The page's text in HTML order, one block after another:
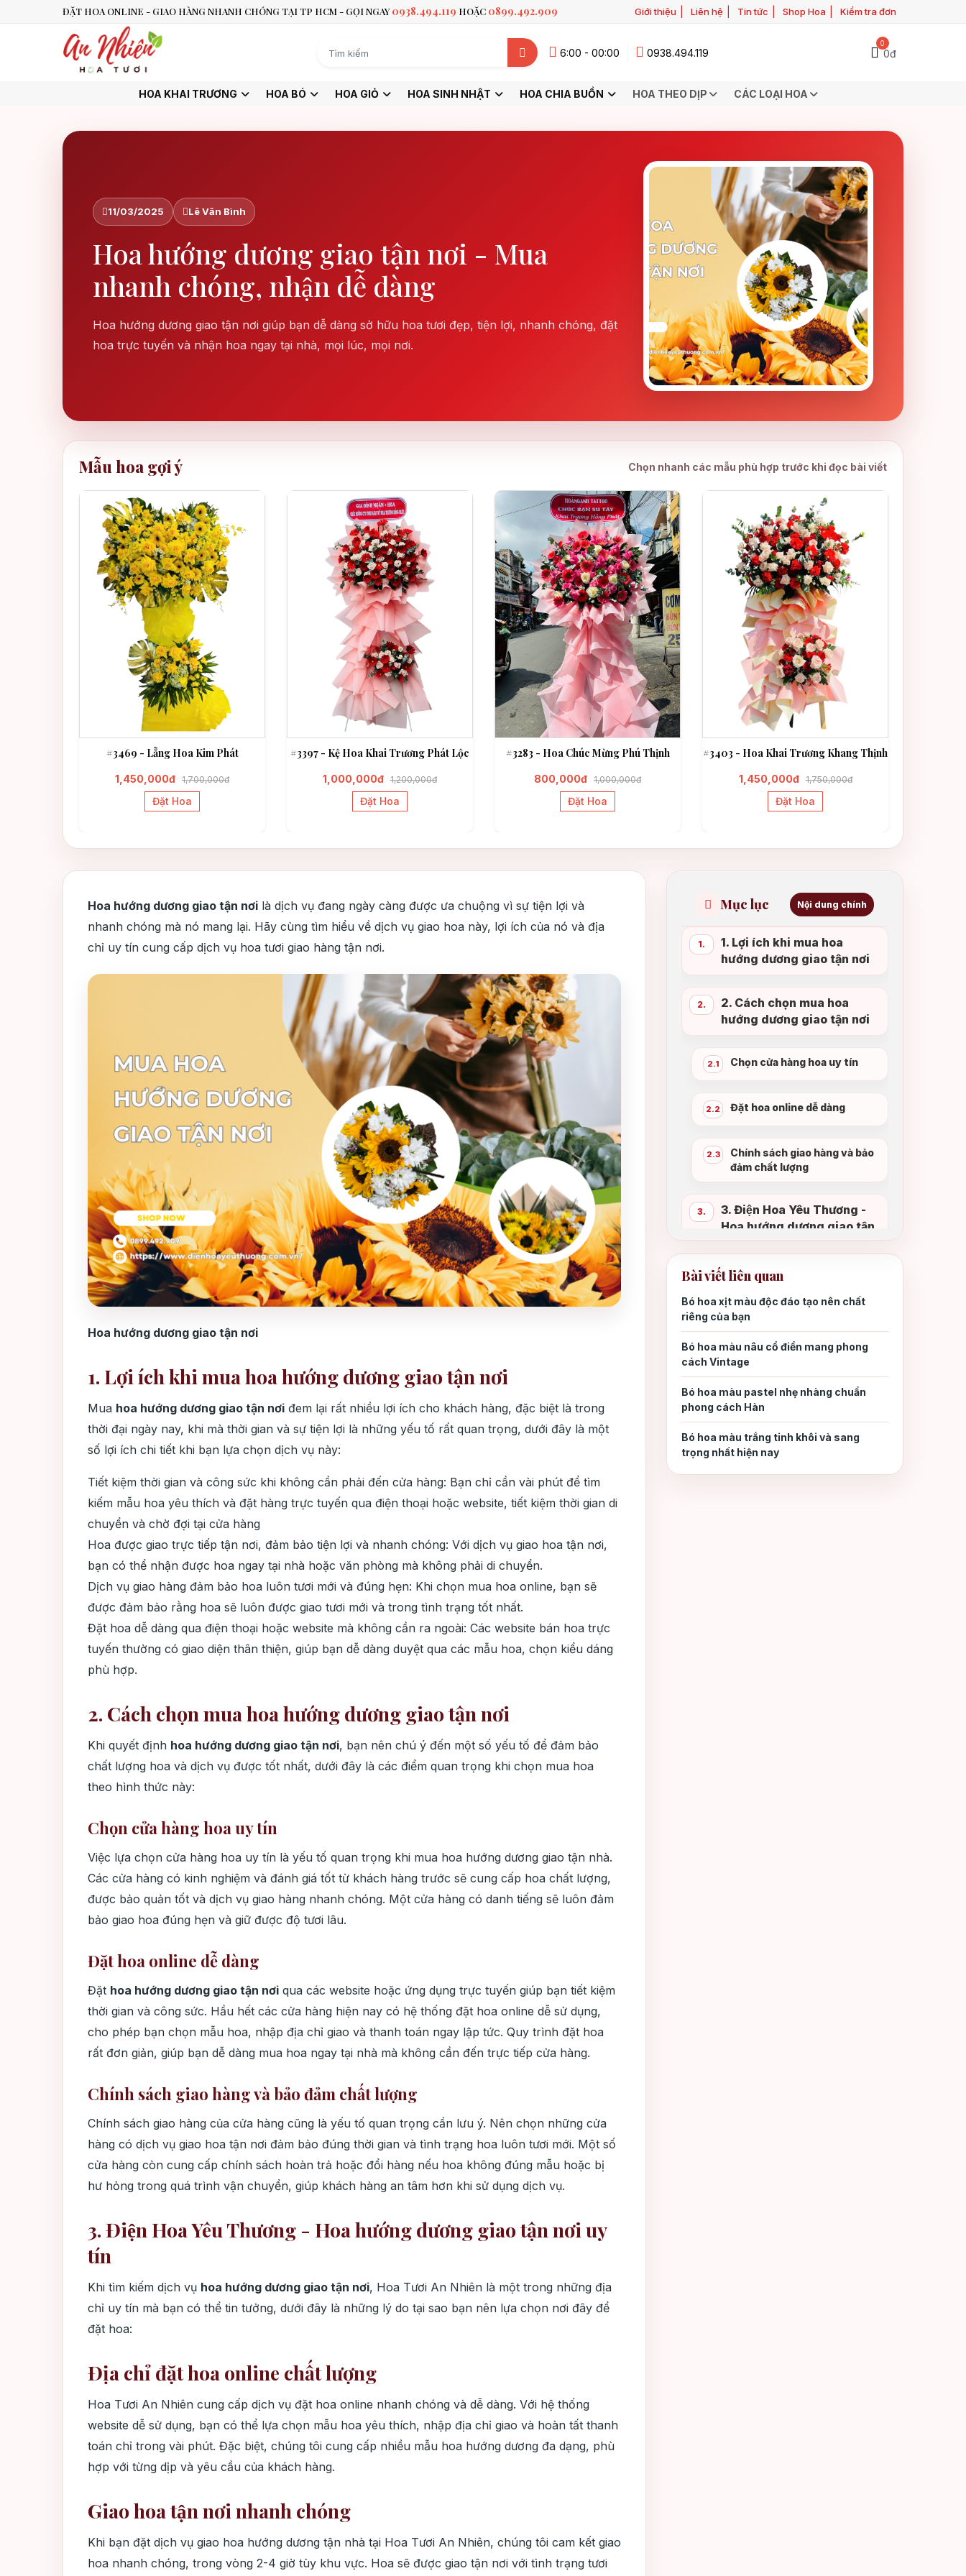
ĐẶT HOA ONLINE - GIAO HÀNG NHANH CHÓNG TẠI TP HCM - GỌI NGAY0938.494.119 HOẶC 0899.492.909 Giới thiệu Liên hệ Tin tức Shop Hoa Kiểm tra đơn
6:00 - 00:00 0938.494.119
0
0đ
HOA KHAI TRƯƠNG HOA BÓ HOA GIỎ HOA SINH NHẬT HOA CHIA BUỒN HOA THEO DỊP CÁC LOẠI HOA
11/03/2025 Lê Văn Bình
Hoa hướng dương giao tận nơi - Mua
nhanh chóng, nhận dễ dàng
Hoa hướng dương giao tận nơi giúp bạn dễ dàng sở hữu hoa tươi đẹp, tiện lợi, nhanh chóng, đặt
hoa trực tuyến và nhận hoa ngay tại nhà, mọi lúc, mọi nơi.
Mẫu hoa gợi ý Chọn nhanh các mẫu phù hợp trước khi đọc bài viết
#3469 - Lẵng Hoa Kim Phát
1,450,000đ 1,700,000đ
Đặt Hoa
#3397 - Kệ Hoa Khai Trương Phát Lộc
1,000,000đ 1,200,000đ
Đặt Hoa
#3283 - Hoa Chúc Mừng Phú Thịnh
800,000đ 1,000,000đ
Đặt Hoa
#3403 - Hoa Khai Trương Khang Thịnh
1,450,000đ 1,750,000đ
Đặt Hoa
Hoa hướng dương giao tận nơi là dịch vụ đang ngày càng được ưa chuộng vì sự tiện lợi và
nhanh chóng mà nó mang lại. Hãy cùng tìm hiểu về dịch vụ giao hoa này, lợi ích của nó và địa
chỉ uy tín cung cấp dịch vụ hoa tươi giao hàng tận nơi.
Hoa hướng dương giao tận nơi
1. Lợi ích khi mua hoa hướng dương giao tận nơi
Mua hoa hướng dương giao tận nơi đem lại rất nhiều lợi ích cho khách hàng, đặc biệt là trong
thời đại ngày nay, khi mà thời gian và sự tiện lợi là những yếu tố rất quan trọng, dưới đây là một
số lợi ích chi tiết khi bạn lựa chọn dịch vụ này:
Tiết kiệm thời gian và công sức khi không cần phải đến cửa hàng: Bạn chỉ cần vài phút để tìm
kiếm mẫu hoa yêu thích và đặt hàng trực tuyến qua điện thoại hoặc website, tiết kiệm thời gian di
chuyển và chờ đợi tại cửa hàng
Hoa được giao trực tiếp tận nơi, đảm bảo tiện lợi và nhanh chóng: Với dịch vụ giao hoa tận nơi,
bạn có thể nhận được hoa ngay tại nhà hoặc văn phòng mà không phải di chuyển.
Dịch vụ giao hàng đảm bảo hoa luôn tươi mới và đúng hẹn: Khi chọn mua hoa online, bạn sẽ
được đảm bảo rằng hoa sẽ luôn được giao tươi mới và trong tình trạng tốt nhất.
Đặt hoa dễ dàng qua điện thoại hoặc website mà không cần ra ngoài: Các website bán hoa trực
tuyến thường có giao diện thân thiện, giúp bạn dễ dàng duyệt qua các mẫu hoa, chọn kiểu dáng
phù hợp.
2. Cách chọn mua hoa hướng dương giao tận nơi
Khi quyết định hoa hướng dương giao tận nơi, bạn nên chú ý đến một số yếu tố để đảm bảo
chất lượng hoa và dịch vụ được tốt nhất, dưới đây là các điểm quan trọng khi chọn mua hoa
theo hình thức này:
Chọn cửa hàng hoa uy tín
Việc lựa chọn cửa hàng hoa uy tín là yếu tố quan trọng khi mua hoa hướng dương giao tận nhà.
Các cửa hàng có kinh nghiệm và đánh giá tốt từ khách hàng trước sẽ cung cấp hoa chất lượng,
được bảo quản tốt và dịch vụ giao hàng nhanh chóng. Một cửa hàng có danh tiếng sẽ luôn đảm
bảo giao hoa đúng hẹn và giữ được độ tươi lâu.
Đặt hoa online dễ dàng
Đặt hoa hướng dương giao tận nơi qua các website hoặc ứng dụng trực tuyến giúp bạn tiết kiệm
thời gian và công sức. Hầu hết các cửa hàng hiện nay có hệ thống đặt hoa online dễ sử dụng,
cho phép bạn chọn mẫu hoa, nhập địa chỉ giao và thanh toán ngay lập tức. Quy trình đặt hoa
rất đơn giản, giúp bạn dễ dàng mua hoa ngay tại nhà mà không cần đến trực tiếp cửa hàng.
Chính sách giao hàng và bảo đảm chất lượng
Chính sách giao hàng của cửa hàng cũng là yếu tố quan trọng cần lưu ý. Nên chọn những cửa
hàng có dịch vụ giao hoa tận nơi đảm bảo đúng thời gian và tình trạng hoa luôn tươi mới. Một số
cửa hàng còn cung cấp chính sách hoàn trả hoặc đổi hàng nếu hoa không đúng mẫu hoặc bị
hư hỏng trong quá trình vận chuyển, giúp khách hàng an tâm hơn khi sử dụng dịch vụ.
3. Điện Hoa Yêu Thương - Hoa hướng dương giao tận nơi uy
tín
Khi tìm kiếm dịch vụ hoa hướng dương giao tận nơi, Hoa Tươi An Nhiên là một trong những địa
chỉ uy tín mà bạn có thể tin tưởng, dưới đây là những lý do tại sao bạn nên lựa chọn nơi đây để
đặt hoa:
Địa chỉ đặt hoa online chất lượng
Hoa Tươi An Nhiên cung cấp dịch vụ đặt hoa online nhanh chóng và dễ dàng. Với hệ thống
website dễ sử dụng, bạn có thể lựa chọn mẫu hoa yêu thích, nhập địa chỉ giao và hoàn tất thanh
toán chỉ trong vài phút. Đặc biệt, chúng tôi cung cấp nhiều mẫu hoa hướng dương đa dạng, phù
hợp với từng dịp và yêu cầu của khách hàng.
Giao hoa tận nơi nhanh chóng
Khi bạn đặt dịch vụ giao hoa hướng dương tận nhà tại Hoa Tươi An Nhiên, chúng tôi cam kết giao
hoa nhanh chóng, trong vòng 2-4 giờ tùy khu vực. Hoa sẽ được giao tận nơi với tình trạng tươi
Mục lục Nội dung chính
1.
1. Lợi ích khi mua hoa
hướng dương giao tận nơi
2.
2. Cách chọn mua hoa
hướng dương giao tận nơi
2.1 Chọn cửa hàng hoa uy tín
2.2 Đặt hoa online dễ dàng
2.3
Chính sách giao hàng và bảo
đảm chất lượng
3.
3. Điện Hoa Yêu Thương -
Hoa hướng dương giao tận
Địa chỉ đặt hoa online chất
lượng
5.
Giao hoa tận nơi nhanh
chóng
6.
Chính sách giao hàng linh
hoạt
Bài viết liên quan
Bó hoa xịt màu độc đáo tạo nên chất
riêng của bạn
Bó hoa màu nâu cổ điển mang phong
cách Vintage
Bó hoa màu pastel nhẹ nhàng chuẩn
phong cách Hàn
Bó hoa màu trắng tinh khôi và sang
trọng nhất hiện nay